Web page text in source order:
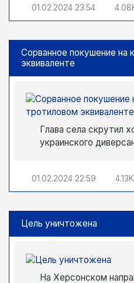
01.02.2024 23:54
Сорванное покушение на
эквиваленте
Глава села скрутил
украинского
01.02.2024 22:59 4.13K
Цель уничтожена
На Херсонском